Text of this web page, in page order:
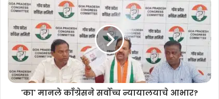
तरुण आणि नावाजलेले कलाकार प्रमुख भूमिकेत आहेत.
'का' मानले काँग्रेसने सर्वोच्च न्यायालयाचे आभार?